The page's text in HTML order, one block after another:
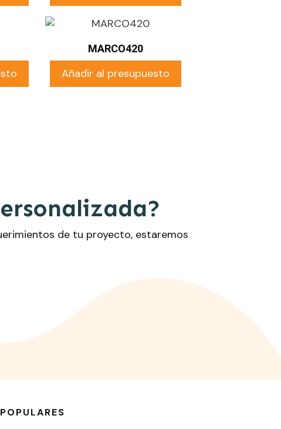
MARCO420
Añadir al presupuesto
de tu proyecto, estaremos